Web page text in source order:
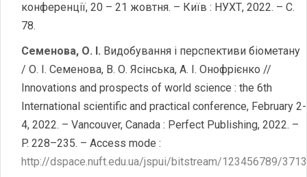
конференції, 20 – 21 жовтня. – Київ : НУХТ, 2022. – С.
78.
Семенова, О. І. Видобування і перспективи біометану
/ О. І. Семенова, В. О. Ясінська, А. І. Онофрієнко //
Innovations and prospects of world science : the 6th
International scientific and practical conference, February 2-
4, 2022. – Vancouver, Canada : Perfect Publishing, 2022. –
P. 228–235. – Access mode :
http://dspace.nuft.edu.ua/jspui/bitstream/123456789/